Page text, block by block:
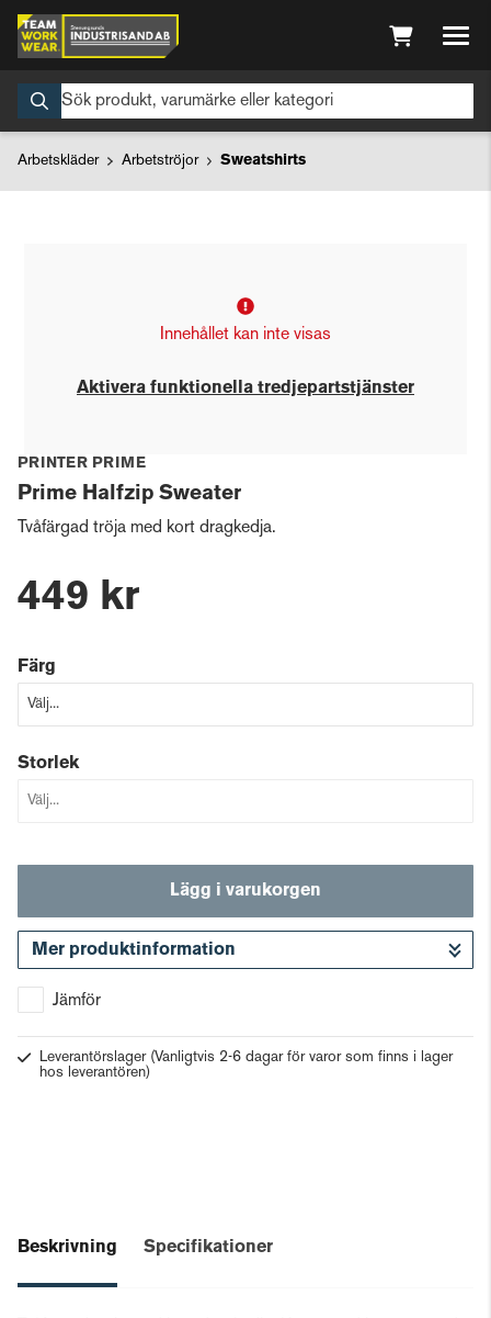
Arbetskläder Arbetströjor Sweatshirts
Innehållet kan inte visas
Aktivera funktionella tredjepartstjänster
PRINTER PRIME
Prime Halfzip Sweater
Tvåfärgad tröja med kort dragkedja.
449 kr
Färg
Storlek
Lägg i varukorgen
Mer produktinformation
Jämför
Leverantörslager (Vanligtvis 2-6 dagar för varor som finns i lager
hos leverantören)
Beskrivning Specifikationer